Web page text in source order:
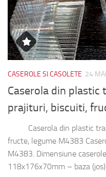
CASEROLE SI CASOLETE 24
Caserola din
prajituri, biscuiti,
Caserola din plastic
fructe, legume M4383
M4383. Dimensiune
118x176x70mm – baza